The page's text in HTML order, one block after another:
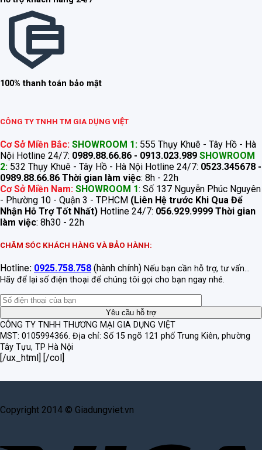
100% thanh toán bảo mật
CÔNG TY TNHH TM GIA DỤNG VIỆT
Cơ Sở Miền Bắc: SHOWROOM 1: 555 Thụy Khuê - Tây Hồ - Hà
Nội Hotline 24/7: 0989.88.66.86 - 0913.023.989 SHOWROOM
2: 532 Thụy Khuê - Tây Hồ - Hà Nội Hotline 24/7: 0523.345678 -
0989.88.66.86 Thời gian làm việc: 8h - 22h
Cơ Sở Miền Nam: SHOWROOM 1: Số 137 Nguyễn Phúc Nguyên
- Phường 10 - Quận 3 - TP.HCM (Liên Hệ trước Khi Qua Để
Nhận Hỗ Trợ Tốt Nhất) Hotline 24/7: 056.929.9999 Thời gian
làm việc: 8h30 - 22h
CHĂM SÓC KHÁCH HÀNG VÀ BẢO HÀNH:
Hotline: 0925.758.758 (hành chính) Nếu bạn cần hỗ trợ, tư vấn...
Hãy để lại số điện thoại để chúng tôi gọi cho bạn ngay nhé.
CÔNG TY TNHH THƯƠNG MẠI GIA DỤNG VIỆT
MST: 0105994366. Địa chỉ: Số 15 ngõ 121 phố Trung Kiên, phường
Tây Tựu, TP Hà Nội
[/ux_html] [/col]
Copyright 2014 © Giadungviet.vn